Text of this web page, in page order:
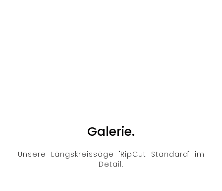
Galerie.
Unsere Längskreissäge "RipCut Standard" im
Detail.